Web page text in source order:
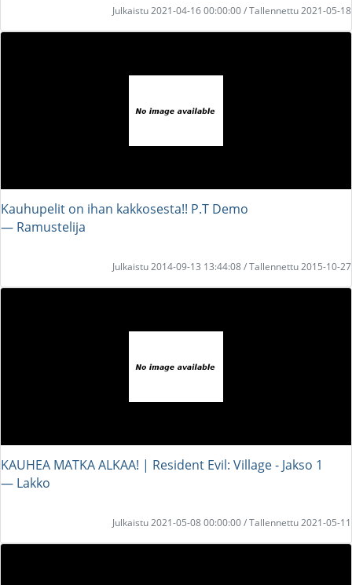
Julkaistu 2021-04-16 00:00:00 / Tallennettu 2021-05-18
Kauhupelit on ihan kakkosesta!! P.T Demo
― Ramustelija
Julkaistu 2014-09-13 13:44:08 / Tallennettu 2015-10-27
KAUHEA MATKA ALKAA! | Resident Evil: Village - Jakso 1
― Lakko
Julkaistu 2021-05-08 00:00:00 / Tallennettu 2021-05-11